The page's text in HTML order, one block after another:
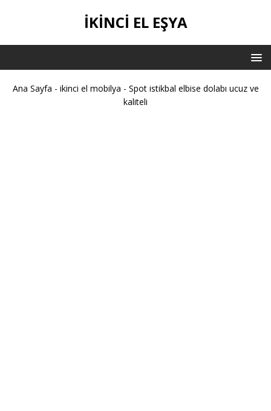
IKINCI EL EŞYA
Ana Sayfa - ikinci el mobilya - Spot istikbal elbise dolabı ucuz ve
kaliteli